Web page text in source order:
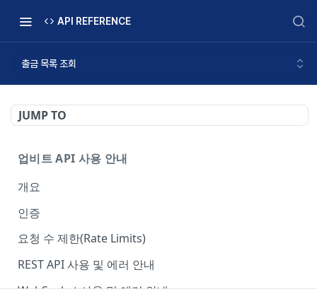
API REFERENCE
출금 목록 조회
JUMP TO
업비트 API 사용 안내
개요
인증
요청 수 제한(Rate Limits)
REST API 사용 및 에러 안내
WebSocket 사용 및 에러 안내